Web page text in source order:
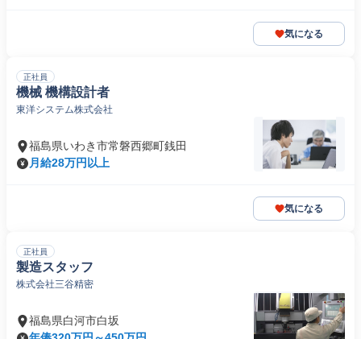
気になる
正社員
機械 機構設計者
東洋システム株式会社
福島県いわき市常磐西郷町銭田
月給28万円以上
気になる
正社員
製造スタッフ
株式会社三谷精密
福島県白河市白坂